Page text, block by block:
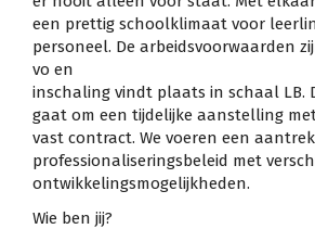
een prettig schoolklimaat voor
personeel. De arbeidsvoorwaarden
vo en
inschaling vindt plaats in schaal LB.
gaat om een tijdelijke aanstelling
vast contract. We voeren een
professionaliseringsbeleid met
ontwikkelingsmogelijkheden.
Wie ben jij?